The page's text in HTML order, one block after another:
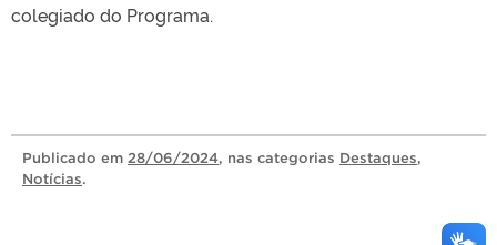
colegiado do Programa.
Publicado em 28/06/2024, nas categorias Destaques,
Notícias.